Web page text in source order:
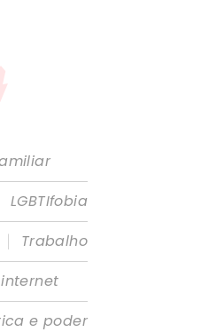
LGBTIfobia
|
Trabalho
e poder